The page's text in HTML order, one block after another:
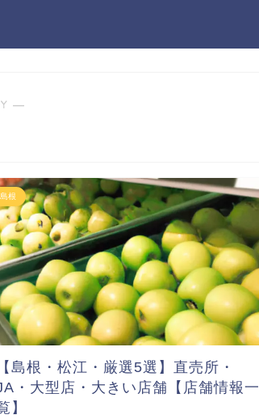
―
島根
【島根・松江・厳選5選】直売所・
・大型店・大きい店舗【店舗情報一
】